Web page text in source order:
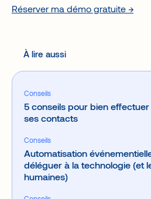
Réserver ma démo gratuite →
À lire aussi
Conseils
5 conseils pour bien
ses contacts
Conseils
Automatisation
déléguer à la technologie (et
humaines)